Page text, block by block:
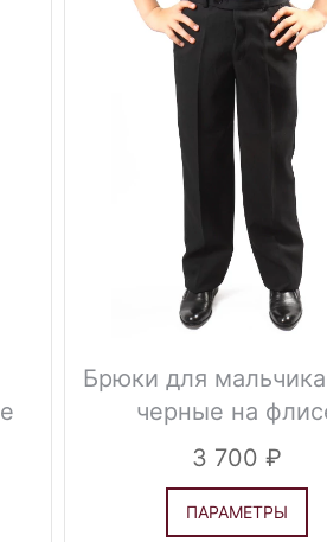
Брюки для
черные на
3 700
ПАРАМЕТРЫ